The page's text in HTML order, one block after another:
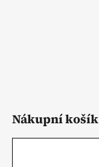
Nákupní košík